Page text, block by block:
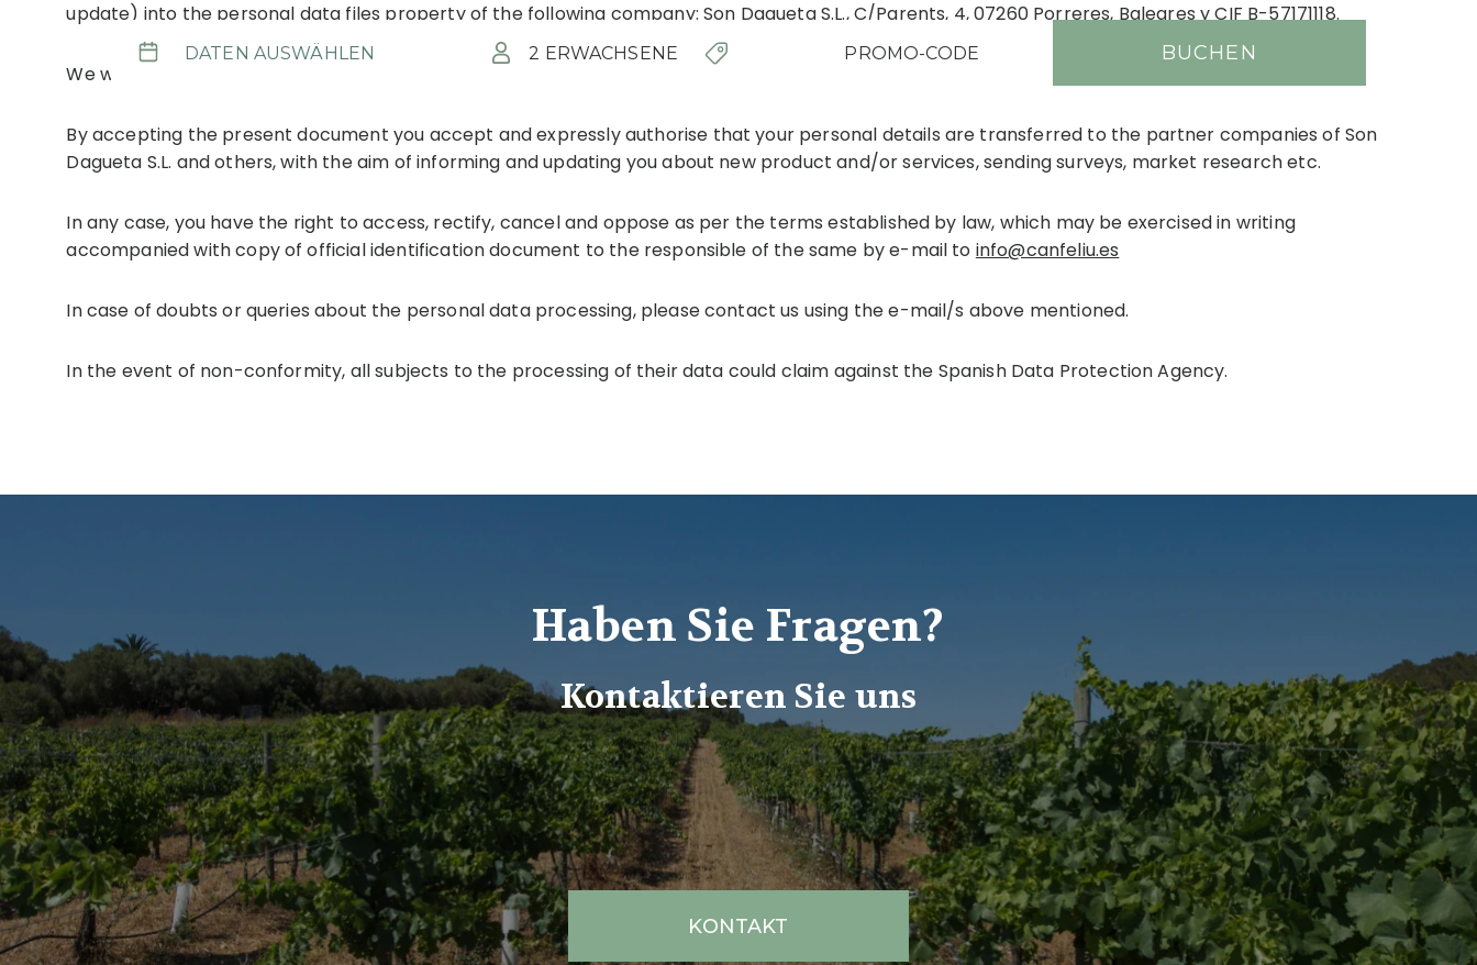
2 ERWACHSENE BUCHEN
update) into the personal data files property of the following company: Son Dagueta S.L., C/Parents, 4, 07260 Porreres, Baleares y CIF B-57171118.
We will keep your personal data during an specific period of time only, depending on the purpose of the data processing.
By accepting the present document you accept and expressly authorise that your personal details are transferred to the partner companies of Son
Dagueta S.L. and others, with the aim of informing and updating you about new product and/or services, sending surveys, market research etc.
In any case, you have the right to access, rectify, cancel and oppose as per the terms established by law, which may be exercised in writing
accompanied with copy of official identification document to the responsible of the same by e-mail to info@canfeliu.es
In case of doubts or queries about the personal data processing, please contact us using the e-mail/s above mentioned.
In the event of non-conformity, all subjects to the processing of their data could claim against the Spanish Data Protection Agency.
Haben Sie Fragen?
Kontaktieren Sie uns
KONTAKT